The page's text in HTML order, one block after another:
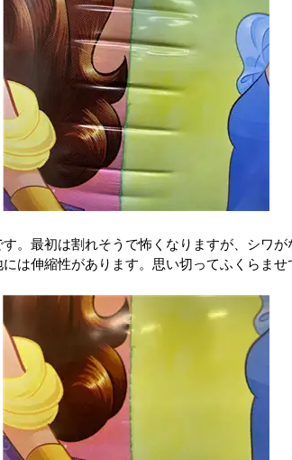
。最初は割れそうで怖くなりますが、シワが
は伸縮性があります。思い切ってふくらませ